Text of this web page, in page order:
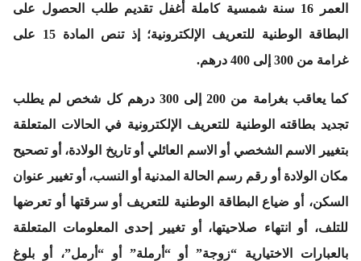
العمر 16 سنة شمسية كاملة أغفل تقديم طلب الحصول على
البطاقة الوطنية للتعريف الإلكترونية؛ إذ تنص المادة 15 على
غرامة من 300 إلى 400 درهم.
كما يعاقب بغرامة من 200 إلى 300 درهم كل شخص لم يطلب
تجديد بطاقته الوطنية للتعريف الإلكترونية في الحالات المتعلقة
بتغيير الاسم الشخصي أو الاسم العائلي أو تاريخ الولادة، أو تصحيح
مكان الولادة أو رقم رسم الحالة المدنية أو النسب، أو تغيير عنوان
السكن، أو ضياع البطاقة الوطنية للتعريف أو سرقتها أو تعرضها
للتلف، أو انتهاء صلاحيتها، أو تغيير إحدى المعلومات المتعلقة
بالعبارات الاختيارية “زوجة” أو “أرملة” أو “أرمل”، أو بلوغ